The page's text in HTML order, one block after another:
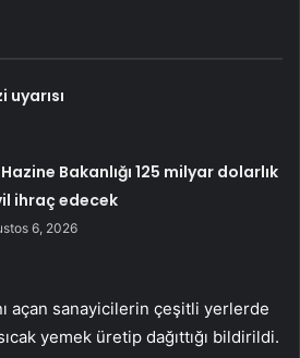
uyarısı
Bakanlığı 125 milyar dolarlık
ihraç edecek
6, 2026
açan sanayicilerin çeşitli yerlerde
yemek üretip dağıttığı bildirildi.